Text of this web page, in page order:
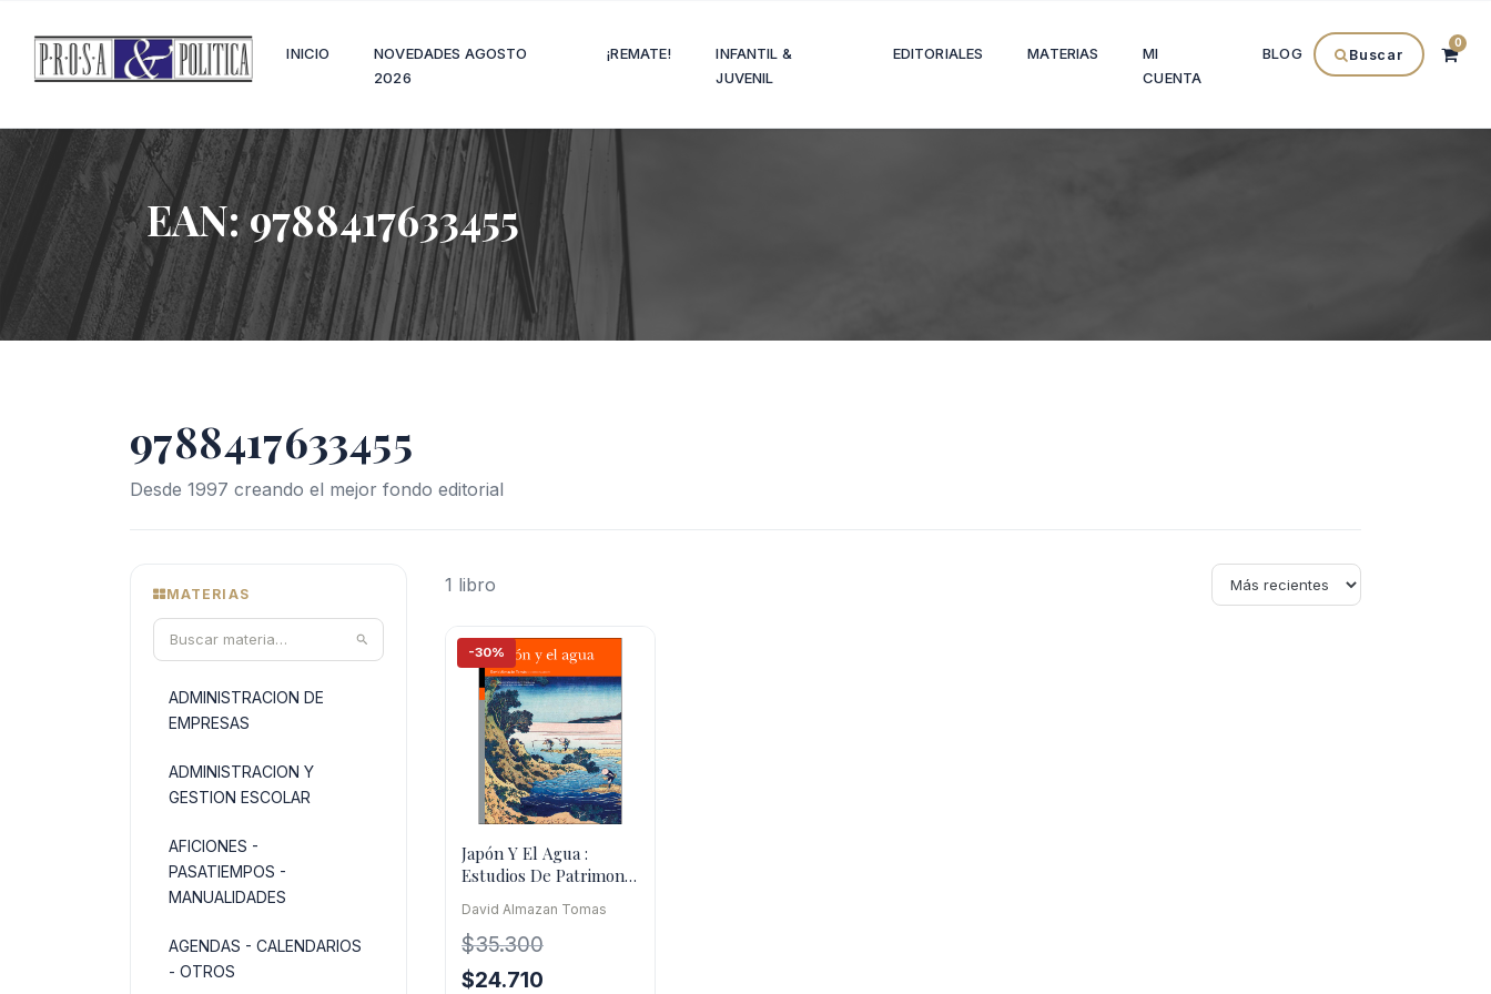
INICIO
NOVEDADES AGOSTO
2026
¡REMATE!
INFANTIL &
JUVENIL
EDITORIALES MATERIAS
MI
CUENTA
BLOG Buscar
0
EAN:9788417633455
9788417633455
Desde 1997 creando el mejor fondo editorial
MATERIAS
ADMINISTRACION DE
EMPRESAS
ADMINISTRACION Y
GESTION ESCOLAR
AFICIONES -
PASATIEMPOS -
MANUALIDADES
AGENDAS - CALENDARIOS
- OTROS
1 libro
-30%
Japón Y El Agua :
Estudios De Patrimonio
David Almazan Tomas
$35.300
El
$24.710